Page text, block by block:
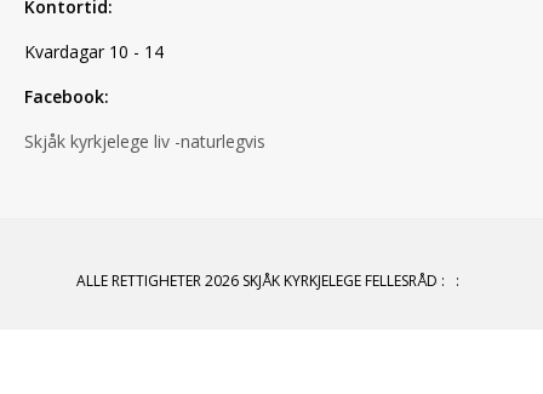
Kontortid:
Kvardagar 10 - 14
Facebook:
Skjåk kyrkjelege liv -naturlegvis
ALLE RETTIGHETER 2026 SKJÅK KYRKJELEGE FELLESRÅD : :